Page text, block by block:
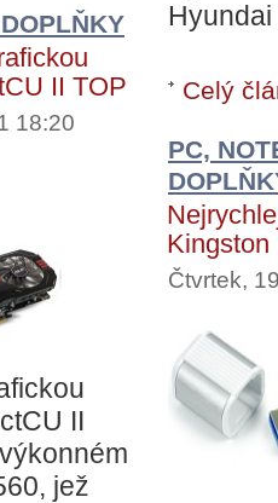
II TOP
18:20
II
jež
Hyundai
Celý
PC,
Kingston
Čtvrtek,